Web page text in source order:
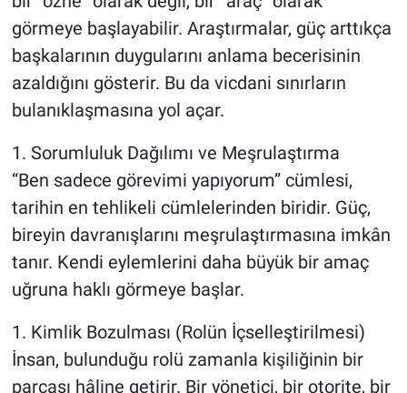
görmeye başlayabilir. Araştırmalar, güç arttıkça
başkalarının duygularını anlama becerisinin
azaldığını gösterir. Bu da vicdani sınırların
bulanıklaşmasına yol açar.
1. Sorumluluk Dağılımı ve Meşrulaştırma
“Ben sadece görevimi yapıyorum” cümlesi,
tarihin en tehlikeli cümlelerinden biridir. Güç,
bireyin davranışlarını meşrulaştırmasına imkân
tanır. Kendi eylemlerini daha büyük bir amaç
uğruna haklı görmeye başlar.
1. Kimlik Bozulması (Rolün İçselleştirilmesi)
İnsan, bulunduğu rolü zamanla kişiliğinin bir
parçası hâline getirir. Bir yönetici, bir otorite, bir